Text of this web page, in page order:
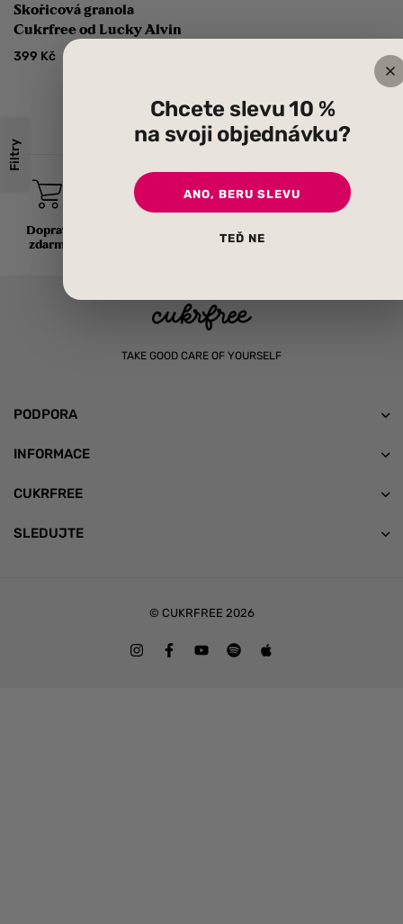
Filtry
Skořicová granola
Cukrfree od Lucky Alvin
399 Kč
Doprava
zdarma
Zákaznická
podpora
TAKE GOOD CARE OF YOURSELF
PODPORA
INFORMACE
CUKRFREE
SLEDUJTE
© CUKRFREE 2026
Chcete slevu 10 %
na svoji objednávku?
ANO, BERU SLEVU
TEĎ NE